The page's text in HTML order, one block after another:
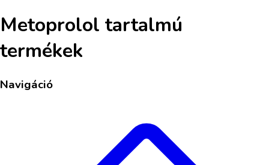
Metoprolol tartalmú
termékek
Navigáció